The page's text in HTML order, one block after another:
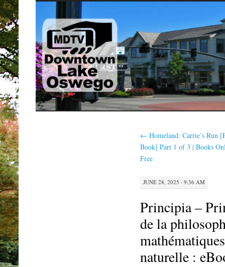
SKIP
TO
CONTENT
← Homeland: Carrie’s Run
Book] Part 1 of 3 | Books
Free
JUNE 28, 2025 · 9:36 AM
Principia –
de la
naturelle :